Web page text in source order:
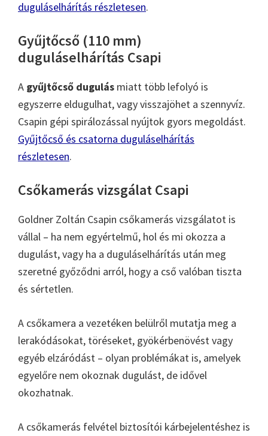
duguláselhárítás részletesen.
Gyűjtőcső (110 mm)
duguláselhárítás Csapi
A gyűjtőcső dugulás miatt több lefolyó is
egyszerre eldugulhat, vagy visszajöhet a szennyvíz.
Csapin gépi spirálozással nyújtok gyors megoldást.
Gyűjtőcső és csatorna duguláselhárítás
részletesen.
Csőkamerás vizsgálat Csapi
Goldner Zoltán Csapin csőkamerás vizsgálatot is
vállal – ha nem egyértelmű, hol és mi okozza a
dugulást, vagy ha a duguláselhárítás után meg
szeretné győződni arról, hogy a cső valóban tiszta
és sértetlen.
A csőkamera a vezetéken belülről mutatja meg a
lerakódásokat, töréseket, gyökérbenövést vagy
egyéb elzáródást – olyan problémákat is, amelyek
egyelőre nem okoznak dugulást, de idővel
okozhatnak.
A csőkamerás felvétel biztosítói kárbejelentéshez is